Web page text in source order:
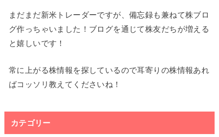
まだまだ新米トレーダーですが、備忘録も兼ねて株ブロ
グ作っちゃいました！ブログを通じて株友だちが増える
と嬉しいです！
常に上がる株情報を探しているので耳寄りの株情報あれ
ばコッソリ教えてくださいね！
カテゴリー